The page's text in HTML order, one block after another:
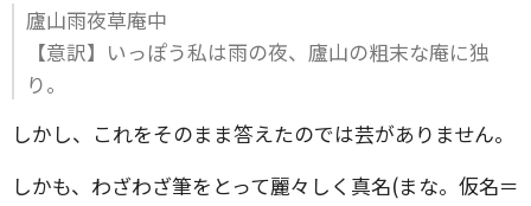
廬山雨夜草庵中
【意訳】いっぽう私は雨の夜、廬山の粗末な庵に独
り。
しかし、これをそのまま答えたのでは芸がありません。
しかも、わざわざ筆をとって麗々しく真名(まな。仮名＝